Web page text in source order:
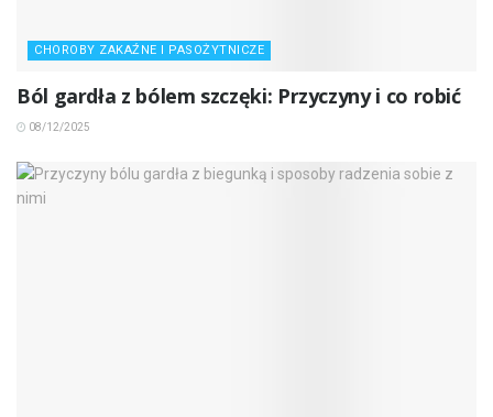
CHOROBY ZAKAŹNE I PASOŻYTNICZE
Ból gardła z bólem szczęki: Przyczyny i co robić
08/12/2025